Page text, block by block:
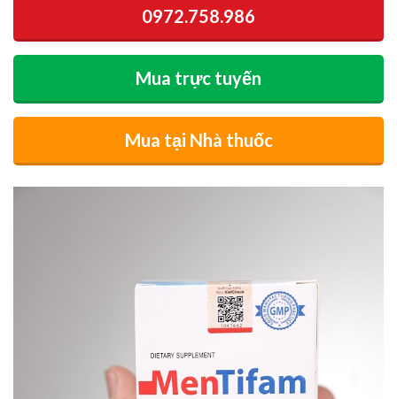
0972.758.986
Mua trực tuyến
Mua tại Nhà thuốc